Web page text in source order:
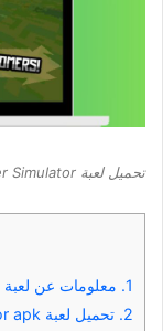
تحميل لعبة Boomer Simulator للاندرويد والايفون اخر اصدار مجانا 2024
1. معلومات عن لعبة Boomer Simulator للاندرويد مجانا 2024.
2.